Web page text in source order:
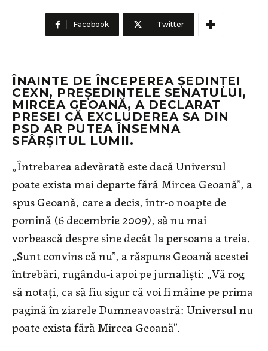
Facebook Twitter
ÎNAINTE DE ÎNCEPEREA ŞEDINŢEI
CEXN, PREŞEDINTELE SENATULUI,
MIRCEA GEOANĂ, A DECLARAT
PRESEI CĂ EXCLUDEREA SA DIN
PSD AR PUTEA ÎNSEMNA
SFÂRŞITUL LUMII.
„Întrebarea adevărată este dacă Universul
poate exista mai departe fără Mircea Geoană”, a
spus Geoană, care a decis, într-o noapte de
pomină (6 decembrie 2009), să nu mai
vorbească despre sine decât la persoana a treia.
„Sunt convins că nu”, a răspuns Geoană acestei
întrebări, rugându-i apoi pe jurnalişti: „Vă rog
să notaţi, ca să fiu sigur că voi fi mâine pe prima
pagină în ziarele Dumneavoastră: Universul nu
poate exista fără Mircea Geoană”.